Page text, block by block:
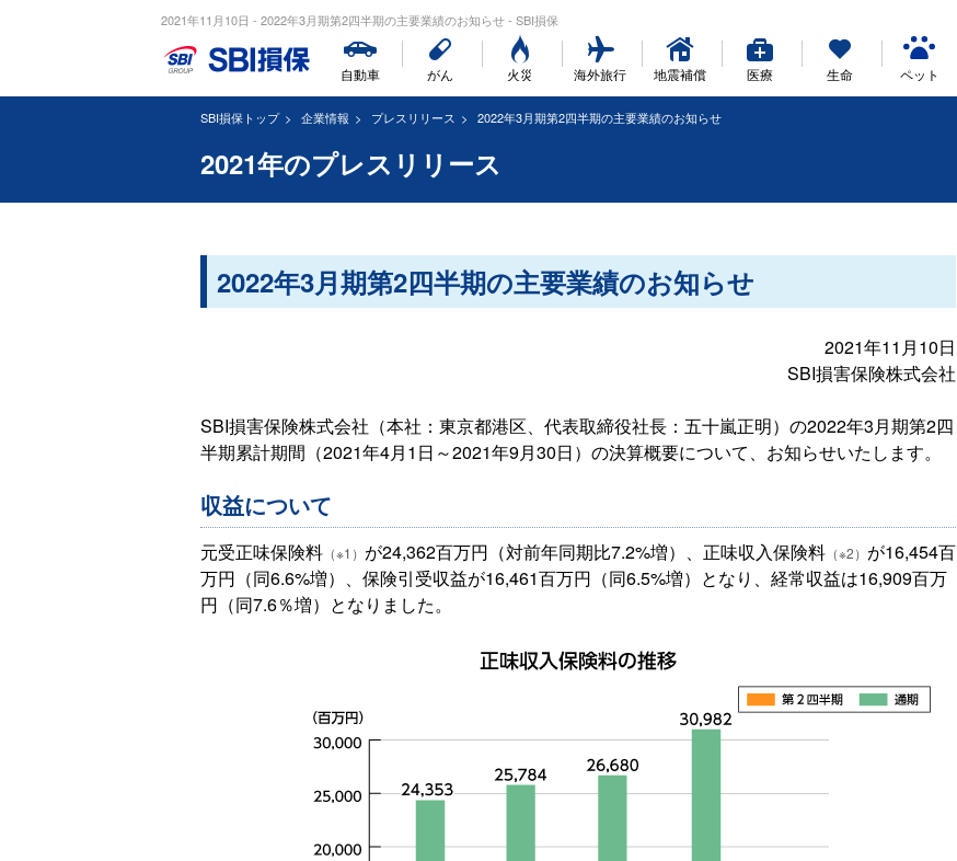
2021年11月10日 - 2022年3月期第2四半期の主要業績のお知らせ - SBI損保
自動車 がん 火災 海外旅行 地震補償 医療 生命 ペット
SBI損保トップ 企業情報 プレスリリース 2022年3月期第2四半期の主要業績のお知らせ
2021年のプレスリリース
2022年3月期第2四半期の主要業績のお知らせ
2021年11月10日
SBI損害保険株式会社
SBI損害保険株式会社（本社：東京都港区、代表取締役社長：五十嵐正明）の2022年3月期第2四
半期累計期間（2021年4月1日～2021年9月30日）の決算概要について、お知らせいたします。
収益について
元受正味保険料 （※1） が24,362百万円（対前年同期比7.2%増）、正味収入保険料 （※2） が16,454百
万円（同6.6%増）、保険引受収益が16,461百万円（同6.5%増）となり、経常収益は16,909百万
円（同7.6％増）となりました。